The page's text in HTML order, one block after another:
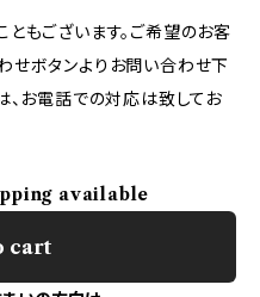
もございます。ご希望のお客
せボタンよりお問い合わせ下
、お電話での対応は致してお
available
cart